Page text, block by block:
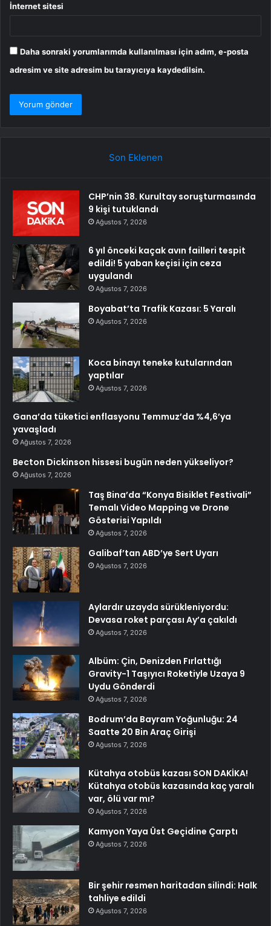
İnternet sitesi
Daha sonraki yorumlarımda kullanılması için adım, e-posta
adresim ve site adresim bu tarayıcıya kaydedilsin.
Son Eklenen
CHP’nin 38. Kurultay soruşturmasında
9 kişi tutuklandı
Ağustos 7, 2026
6 yıl önceki kaçak avın failleri tespit
edildi! 5 yaban keçisi için ceza
uygulandı
Ağustos 7, 2026
Boyabat’ta Trafik Kazası: 5 Yaralı
Ağustos 7, 2026
Koca binayı teneke kutularından
yaptılar
Ağustos 7, 2026
Gana’da tüketici enflasyonu Temmuz’da %4,6’ya
yavaşladı
Ağustos 7, 2026
Becton Dickinson hissesi bugün neden yükseliyor?
Ağustos 7, 2026
Taş Bina’da “Konya Bisiklet Festivali”
Temalı Video Mapping ve Drone
Gösterisi Yapıldı
Ağustos 7, 2026
Galibaf’tan ABD’ye Sert Uyarı
Ağustos 7, 2026
Aylardır uzayda sürükleniyordu:
Devasa roket parçası Ay’a çakıldı
Ağustos 7, 2026
Albüm: Çin, Denizden Fırlattığı
Gravity-1 Taşıyıcı Roketiyle Uzaya 9
Uydu Gönderdi
Ağustos 7, 2026
Bodrum’da Bayram Yoğunluğu: 24
Saatte 20 Bin Araç Girişi
Ağustos 7, 2026
Kütahya otobüs kazası SON DAKİKA!
Kütahya otobüs kazasında kaç yaralı
var, ölü var mı?
Ağustos 7, 2026
Kamyon Yaya Üst Geçidine Çarptı
Ağustos 7, 2026
Bir şehir resmen haritadan silindi: Halk
tahliye edildi
Ağustos 7, 2026